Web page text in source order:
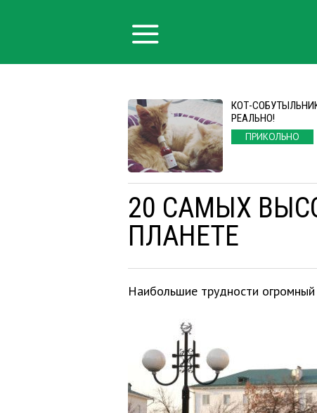
КОТ-
РЕАЛЬНО!
ПРИКОЛЬНО
20 САМЫХ
ПЛАНЕТЕ
Наибольшие трудности